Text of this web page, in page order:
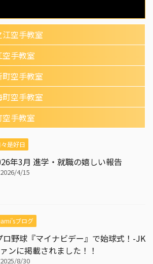
空手教室
手教室
空手教室
空手教室
手教室
是好日
年3月 進学・就職の嬉しい報告
2026/4/15
ブログ
ロ野球『マイナビデー』で始球式！-JK
ンに掲載されました！！
2025/8/30